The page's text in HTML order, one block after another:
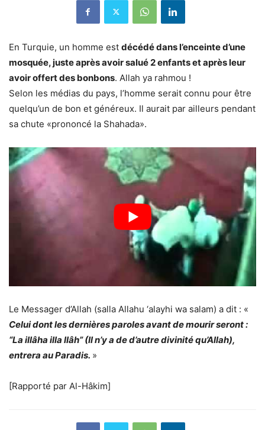
En Turquie, un homme est décédé dans l’enceinte d’une
mosquée, juste après avoir salué 2 enfants et après leur
avoir offert des bonbons. Allah ya rahmou !
Selon les médias du pays, l’homme serait connu pour être
quelqu’un de bon et généreux. Il aurait par ailleurs pendant
sa chute «prononcé la Shahada».
Le Messager d’Allah (salla Allahu ‘alayhi wa salam) a dit : «
Celui dont les dernières paroles avant de mourir seront :
“La illâha illa llâh” (Il n’y a de d’autre divinité qu’Allah),
entrera au Paradis. »
[Rapporté par Al-Hâkim]